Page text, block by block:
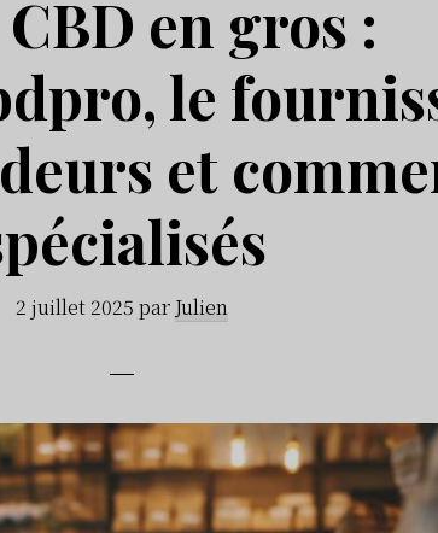
en gros :
le
et
2 juillet 2025 par Julien